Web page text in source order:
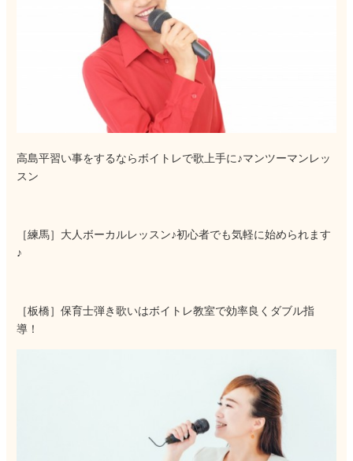
高島平習い事をするならボイトレで歌上手に♪マンツーマンレッ
スン
［練馬］大人ボーカルレッスン♪初心者でも気軽に始められます
♪
［板橋］保育士弾き歌いはボイトレ教室で効率良くダブル指
導！